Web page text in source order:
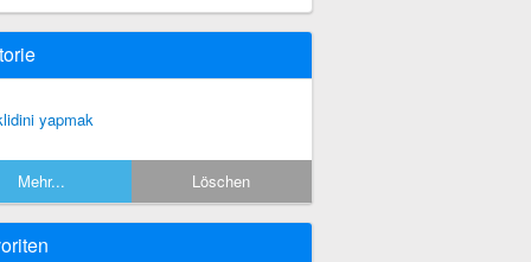
yapmak
Mehr... Löschen